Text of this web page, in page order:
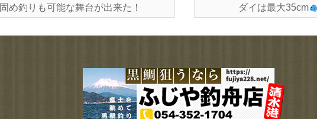
固め釣りも可能な舞台が出来た！
ダイは最大35cm